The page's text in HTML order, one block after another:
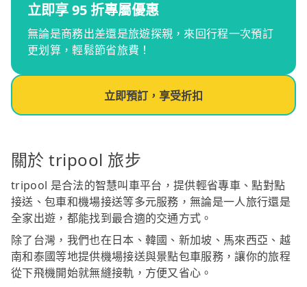
立即享 95 折專屬優惠
無論是商務出差還是旅遊探親，來回行程一次預訂
更划算，輕鬆節省旅費！
立即預訂，享受折扣
關於 tripool 旅步
tripool 是合法的智慧叫車平台，提供輕省專車、點對點
接送、包車和機場接送等多元服務，無論是一人旅行還是
全家出遊，都能找到最合適的交通方式。
除了台灣，我們也在日本、韓國、新加坡、馬來西亞、越
南和泰國等地提供機場接送與景點包車服務，讓你的旅程
從下飛機開始就無縫接軌，方便又省心。